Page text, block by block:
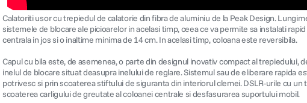
Calatoriti usor cu trepiedul de calatorie din fibra de aluminiu de la Peak Design.
sistemele de blocare ale picioarelor in acelasi timp, ceea ce va permite sa instalati
centrala in jos si o inaltime minima de 14 cm. In acelasi timp, coloana este reversibila.
Capul cu bila este, de asemenea, o parte din designul inovativ compact al
inelul de blocare situat deasupra inelului de reglare. Sistemul sau de eliberare rapida
potrivesc si prin scoaterea stiftului de siguranta din interiorul clemei. DSLR-urile cu
scoaterea carligului de greutate al coloanei centrale si desfasurarea suportului mobil.